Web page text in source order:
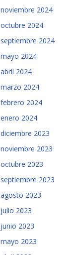
noviembre 2024
octubre 2024
septiembre 2024
mayo 2024
abril 2024
marzo 2024
febrero 2024
enero 2024
diciembre 2023
noviembre 2023
octubre 2023
septiembre 2023
agosto 2023
julio 2023
junio 2023
mayo 2023